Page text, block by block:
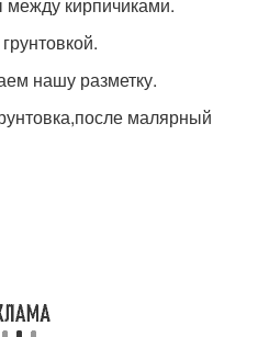
нашу разметку.
малярный